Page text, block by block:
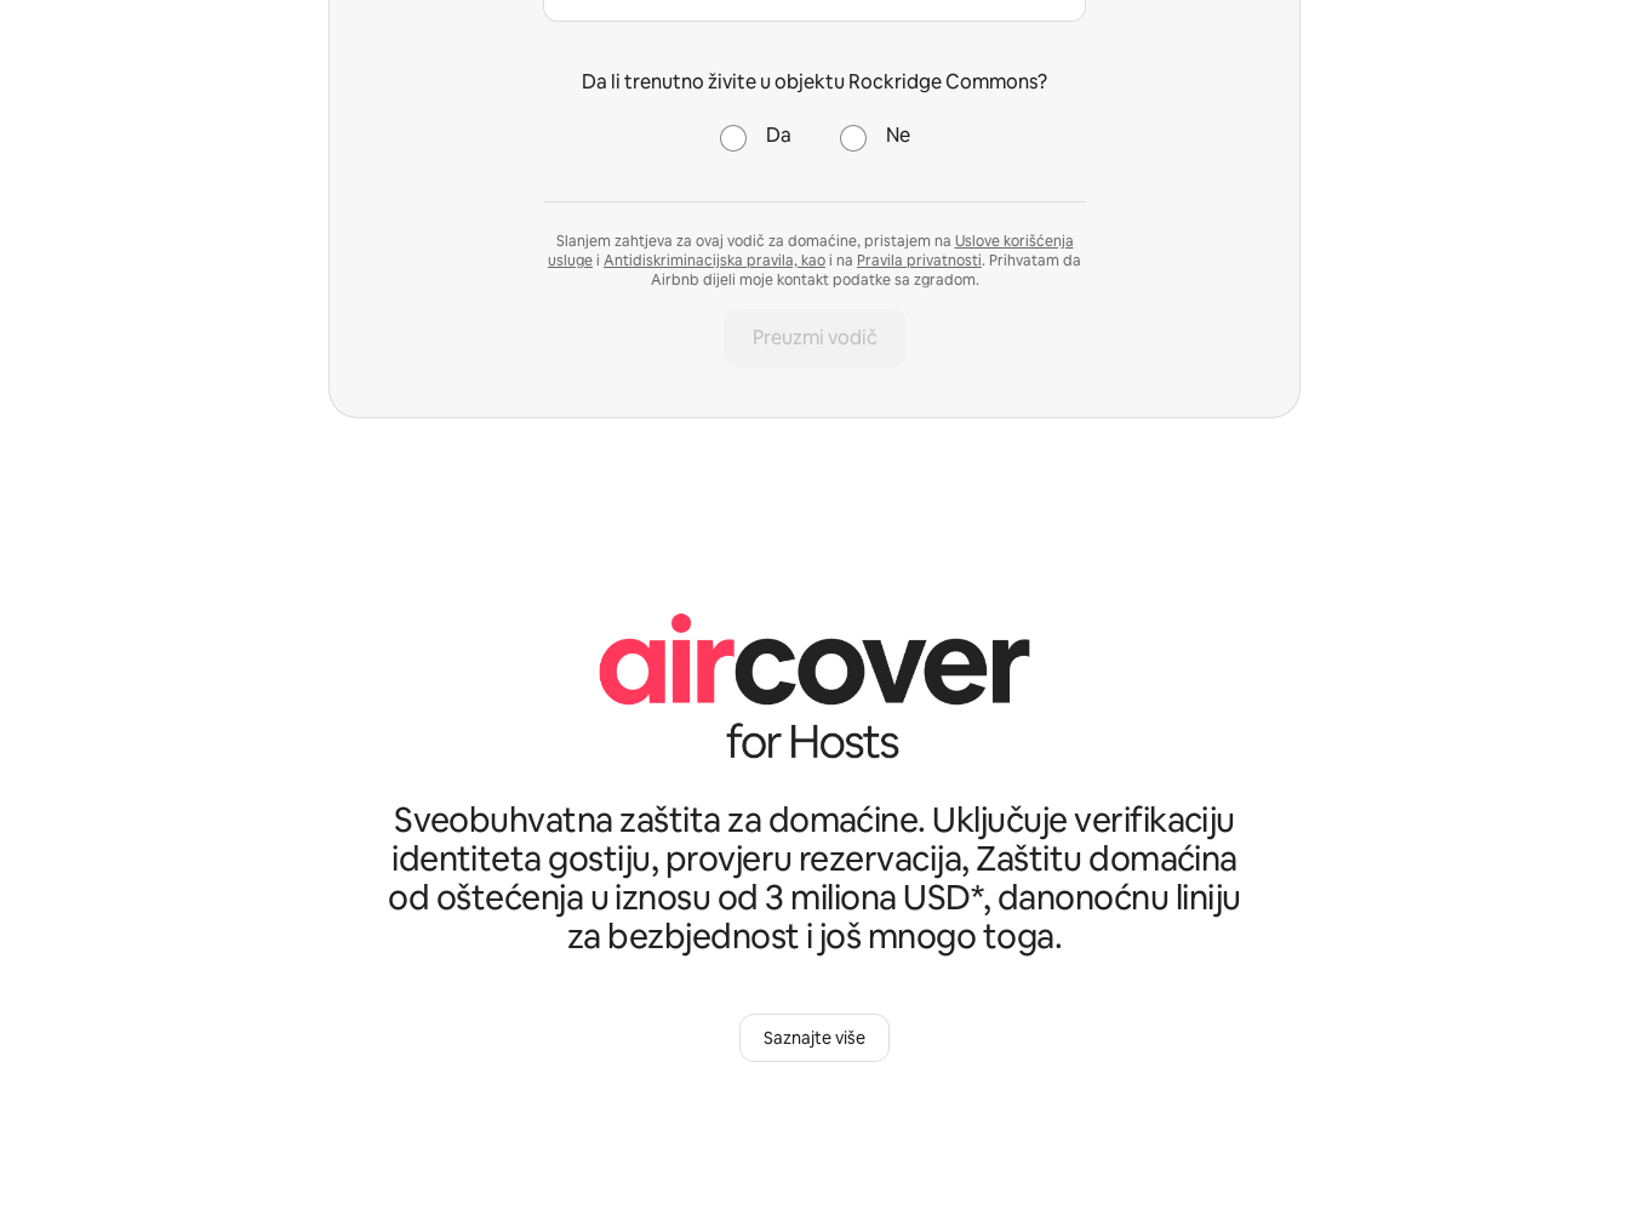
Da li trenutno živite u objektu Rockridge Commons?
Da Ne
Slanjem zahtjeva za ovaj vodič za domaćine, pristajem na Uslove korišćenja
uslugei Antidiskriminacijska pravila, kaoi na Pravila privatnosti. Prihvatam da
Airbnb dijeli moje kontakt podatke sa zgradom.
Preuzmi vodič
Sveobuhvatna zaštita za domaćine. Uključuje verifikaciju
identiteta gostiju, provjeru rezervacija, Zaštitu domaćina
od oštećenja u iznosu od 3 miliona USD*, danonoćnu liniju
za bezbjednost i još mnogo toga.
Saznajte više